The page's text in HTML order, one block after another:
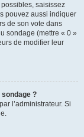
saisissez
pouvez aussi indiquer
de son vote dans
sondage (mettre « 0 »
de modifier leur
sondage ?
l’administrateur. Si